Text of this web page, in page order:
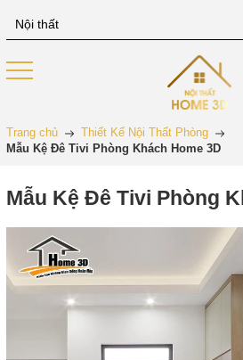
Trang chủ
Thiết Kế Nội Thất Phòng
Mẫu Kệ Đê Tivi Phòng Khách Home 3D
Mẫu Kệ Đê Tivi Phòng